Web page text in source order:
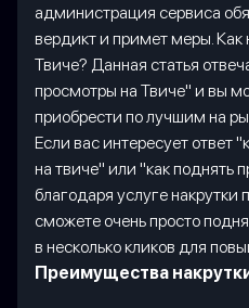
администрация сервиса
вердикт и примет меры. Как
Твиче? Данная статья
просмотры на Твиче" и вы
приобрести по лучшим на
Если вас интересует ответ
на твиче" или "как поднять
благодаря услуге накрутки
сможете очень просто
в несколько кликов для
Преимущества